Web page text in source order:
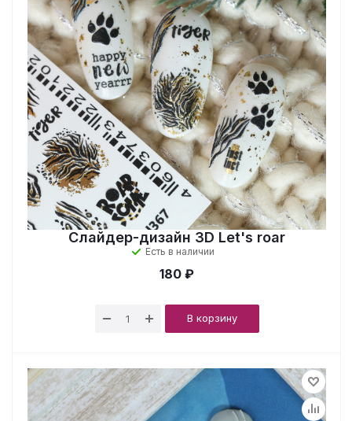
Слайдер-дизайн 3D Let's roar
Есть в наличии
180 ₽
В корзину